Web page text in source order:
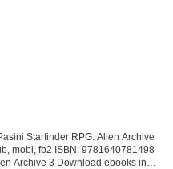
Starfinder RPG: Alien Archive
mobi, fb2 ISBN: 9781640781498
Archive 3 Download ebooks in